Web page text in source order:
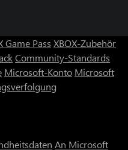
Game Pass XBOX-Zubehör
Community-Standards
Microsoft-Konto Microsoft
An Microsoft